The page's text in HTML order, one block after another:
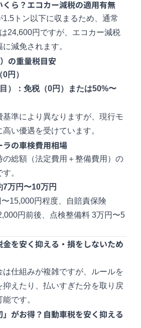
ら？エコカー減税の適用有無
1.5トン以下に収まるため、通常
24,600円ですが、エコカー減税
減免されます。
の重量税目安
円）
）：免税（0円）または50%〜
準により異なりますが、現行モ
い優遇を受けています。
の車検費用相場
の総額（法定費用＋整備費用）の
。
万円〜10万円
〜15,000円程度、自賠責保険
円前後、点検整備料 3万円〜5
金を安く抑える・損をしないため
は仕組みが複雑ですが、ルールを
えたり、払いすぎた分を取り戻
です。
がお得？自動車税を安く抑える